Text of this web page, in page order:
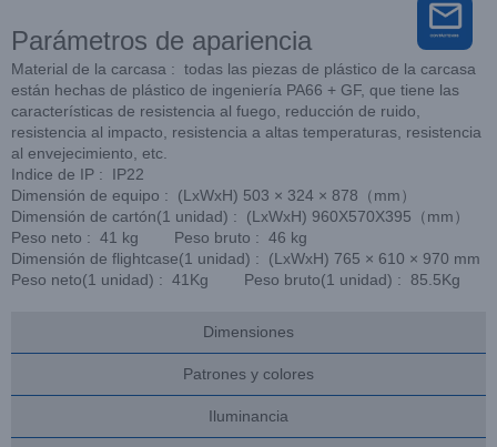
Parámetros de apariencia
Material de la carcasa : todas las piezas de plástico de la carcasa
están hechas de plástico de ingeniería PA66 + GF, que tiene las
características de resistencia al fuego, reducción de ruido,
resistencia al impacto, resistencia a altas temperaturas, resistencia
al envejecimiento, etc.
Indice de IP : IP22
Dimensión de equipo : (LxWxH) 503 × 324 × 878（mm）
Dimensión de cartón(1 unidad) : (LxWxH) 960X570X395（mm）
Peso neto : 41 kg Peso bruto : 46 kg
Dimensión de flightcase(1 unidad) : (LxWxH) 765 × 610 × 970 mm
Peso neto(1 unidad) : 41Kg Peso bruto(1 unidad) : 85.5Kg
Dimensiones
Patrones y colores
Iluminancia